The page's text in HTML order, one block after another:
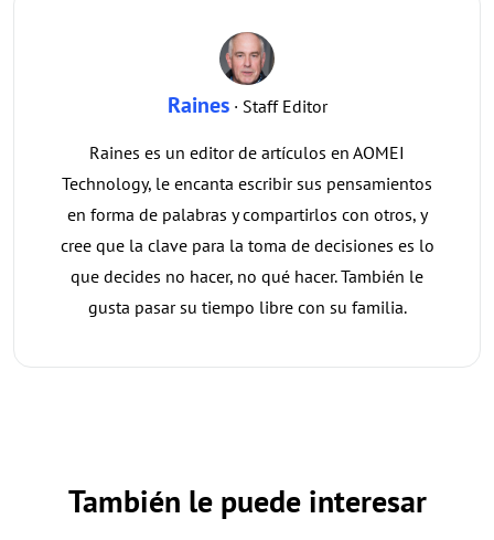
Raines· Staff Editor
Raines es un editor de artículos en AOMEI
Technology, le encanta escribir sus pensamientos
en forma de palabras y compartirlos con otros, y
cree que la clave para la toma de decisiones es lo
que decides no hacer, no qué hacer. También le
gusta pasar su tiempo libre con su familia.
También le puede interesar